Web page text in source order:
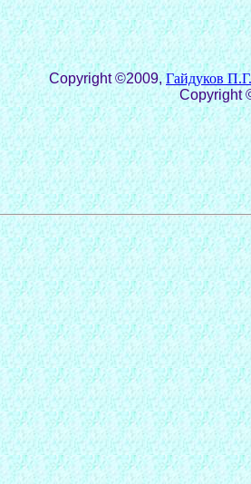
Copyright ©2009, Гайдуков П.Г.
Copyright